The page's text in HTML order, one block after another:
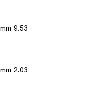
9.53 mm
2.03 mm